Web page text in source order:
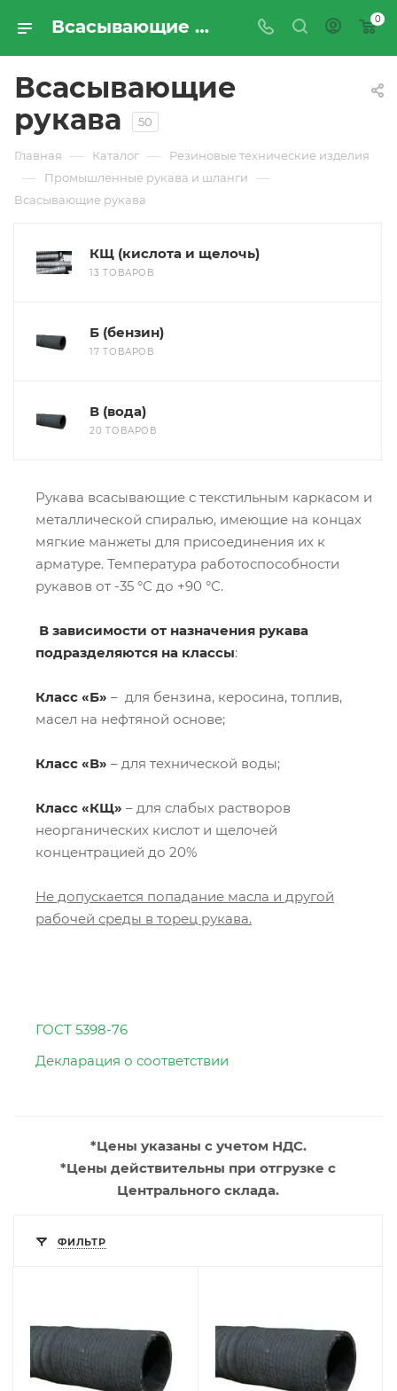
Всасывающие рукава - купить по цене производителя с доставкой по России | Промресурссервис 0
Всасывающие
рукава
50
Главная — Каталог — Резиновые технические изделия
— Промышленные рукава и шланги —
Всасывающие рукава
КЩ (кислота и щелочь)
13 ТОВАРОВ
Б (бензин)
17 ТОВАРОВ
В (вода)
20 ТОВАРОВ
Рукава всасывающие с текстильным каркасом и
металлической спиралью, имеющие на концах
мягкие манжеты для присоединения их к
арматуре. Температура работоспособности
рукавов от -35 °С до +90 °С.
В зависимости от назначения рукава
подразделяются на классы:
Класс «Б» – для бензина, керосина, топлив,
масел на нефтяной основе;
Класс «В» – для технической воды;
Класс «КЩ» – для слабых растворов
неорганических кислот и щелочей
концентрацией до 20%
Не допускается попадание масла и другой
рабочей среды в торец рукава.
ГОСТ 5398-76
Декларация о соответствии
*Цены указаны с учетом НДС.
*Цены действительны при отгрузке с
Центрального склада.
ФИЛЬТР